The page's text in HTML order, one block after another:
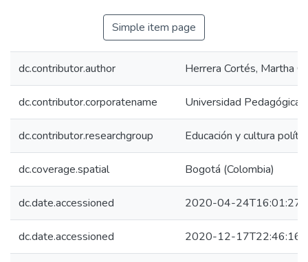
Simple item page
dc.contributor.author Herrera Cortés, Martha
dc.contributor.corporatename Universidad Pedagógica
dc.contributor.researchgroup Educación y cultura
dc.coverage.spatial Bogotá (Colombia)
dc.date.accessioned 2020-04-24T16:01:27Z
dc.date.accessioned 2020-12-17T22:46:16Z